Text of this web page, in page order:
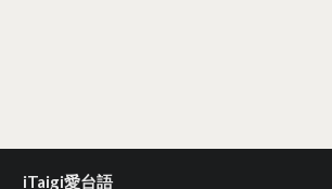
iTaigi愛台語